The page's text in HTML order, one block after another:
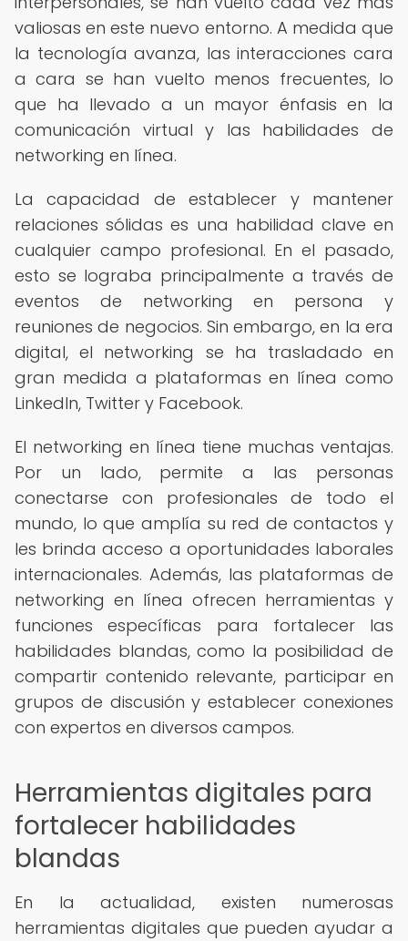
valiosas en este nuevo entorno. A medida que
la tecnología avanza, las interacciones cara
a cara se han vuelto menos frecuentes, lo
que ha llevado a un mayor énfasis en la
comunicación virtual y las habilidades de
networking en línea.
La capacidad de establecer y mantener
relaciones sólidas es una habilidad clave en
cualquier campo profesional. En el pasado,
esto se lograba principalmente a través de
eventos de networking en persona y
reuniones de negocios. Sin embargo, en la era
digital, el networking se ha trasladado en
gran medida a plataformas en línea como
LinkedIn, Twitter y Facebook.
El networking en línea tiene muchas ventajas.
Por un lado, permite a las personas
conectarse con profesionales de todo el
mundo, lo que amplía su red de contactos y
les brinda acceso a oportunidades laborales
internacionales. Además, las plataformas de
networking en línea ofrecen herramientas y
funciones específicas para fortalecer las
habilidades blandas, como la posibilidad de
compartir contenido relevante, participar en
grupos de discusión y establecer conexiones
con expertos en diversos campos.
Herramientas digitales para
fortalecer habilidades
blandas
En la actualidad, existen numerosas
herramientas digitales que pueden ayudar a